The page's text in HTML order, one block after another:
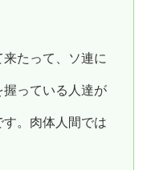
たって、ソ連に
っている人達が
。肉体人間では